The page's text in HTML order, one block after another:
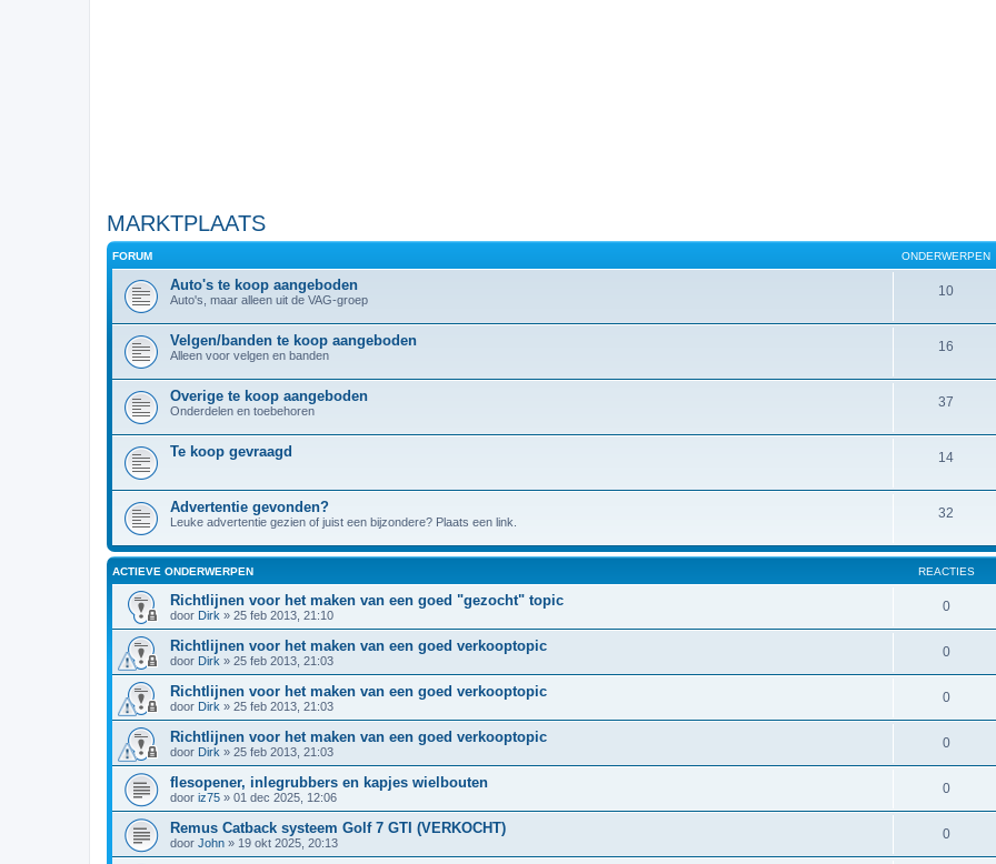
MARKTPLAATS
FORUM ONDERWERPEN
Auto's te koop aangeboden
Auto's, maar alleen uit de VAG-groep
10
Velgen/banden te koop aangeboden
Alleen voor velgen en banden
16
Overige te koop aangeboden
Onderdelen en toebehoren
37
Te koop gevraagd 14
Advertentie gevonden?
Leuke advertentie gezien of juist een bijzondere? Plaats een link.
32
ACTIEVE ONDERWERPEN REACTIES
Richtlijnen voor het maken van een goed "gezocht" topic
door Dirk » 25 feb 2013, 21:10
0
Richtlijnen voor het maken van een goed verkooptopic
door Dirk » 25 feb 2013, 21:03
0
Richtlijnen voor het maken van een goed verkooptopic
door Dirk » 25 feb 2013, 21:03
0
Richtlijnen voor het maken van een goed verkooptopic
door Dirk » 25 feb 2013, 21:03
0
flesopener, inlegrubbers en kapjes wielbouten
door iz75 » 01 dec 2025, 12:06
0
Remus Catback systeem Golf 7 GTI (VERKOCHT)
door John » 19 okt 2025, 20:13
0